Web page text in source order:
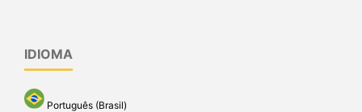
IDIOMA
Português (Brasil)